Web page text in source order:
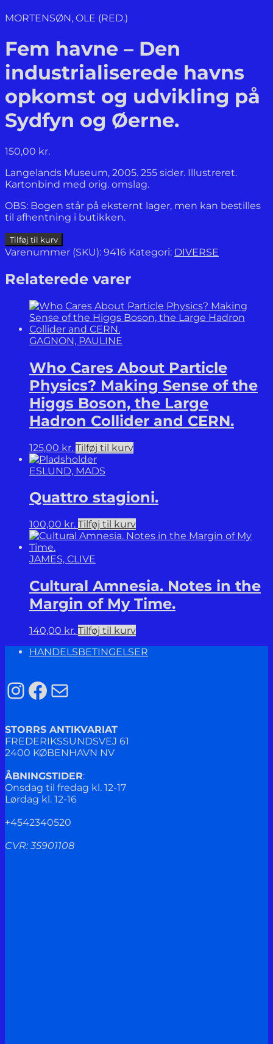
MORTENSØN, OLE (RED.)
Fem havne – Den
industrialiserede havns
opkomst og udvikling på
Sydfyn og Øerne.
150,00 kr.
Langelands Museum, 2005. 255 sider. Illustreret.
Kartonbind med orig. omslag.
OBS: Bogen står på eksternt lager, men kan bestilles
til afhentning i butikken.
Fem
havne
Den
industrialiserede
opkomst
udvikling
Øerne.
Tilføj til kurv
Varenummer (SKU): 9416 Kategori: DIVERSE
Relaterede varer
GAGNON, PAULINE
Who Cares About Particle
Physics? Making Sense of the
Higgs Boson, the Large
Hadron Collider and CERN.
125,00 kr. Tilføj til kurv
ESLUND, MADS
Quattro stagioni.
100,00 kr. Tilføj til kurv
JAMES, CLIVE
Cultural Amnesia. Notes in the
Margin of My Time.
140,00 kr. Tilføj til kurv
HANDELSBETINGELSER
Instagram
Facebook
Mail
STORRS ANTIKVARIAT
FREDERIKSSUNDSVEJ 61
2400 KØBENHAVN NV
ÅBNINGSTIDER:
Onsdag til fredag kl. 12-17
Lørdag kl. 12-16
+4542340520
CVR: 35901108